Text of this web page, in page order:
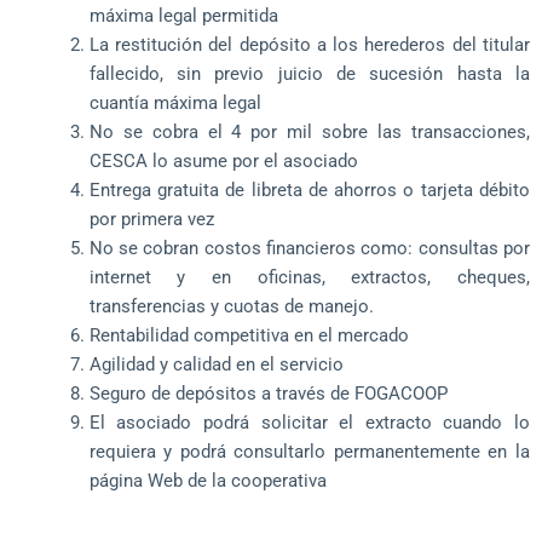
máxima legal permitida
La restitución del depósito a los herederos del titular
fallecido, sin previo juicio de sucesión hasta la
cuantía máxima legal
No se cobra el 4 por mil sobre las transacciones,
CESCA lo asume por el asociado
Entrega gratuita de libreta de ahorros o tarjeta débito
por primera vez
No se cobran costos financieros como: consultas por
internet y en oficinas, extractos, cheques,
transferencias y cuotas de manejo.
Rentabilidad competitiva en el mercado
Agilidad y calidad en el servicio
Seguro de depósitos a través de FOGACOOP
El asociado podrá solicitar el extracto cuando lo
requiera y podrá consultarlo permanentemente en la
página Web de la cooperativa